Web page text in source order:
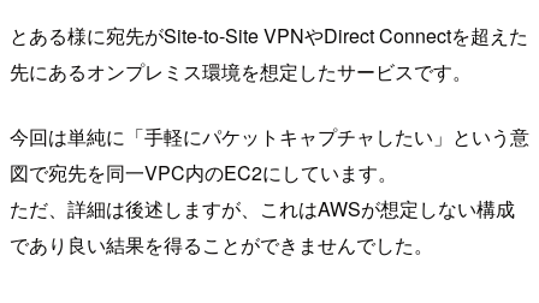
とある様に宛先がSite-to-Site VPNやDirect Connectを超えた
先にあるオンプレミス環境を想定したサービスです。
今回は単純に「手軽にパケットキャプチャしたい」という意
図で宛先を同一VPC内のEC2にしています。
ただ、詳細は後述しますが、これはAWSが想定しない構成
であり良い結果を得ることができませんでした。